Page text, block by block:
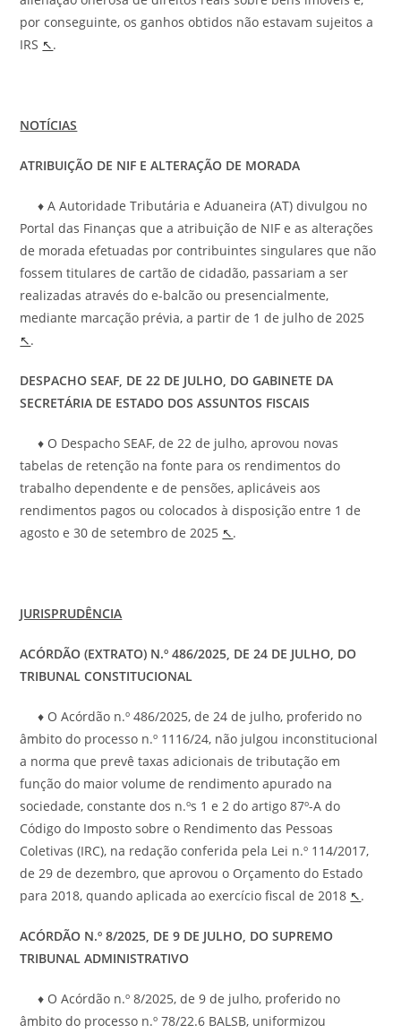
por conseguinte, os ganhos obtidos não estavam sujeitos a
IRS ↖.
NOTÍCIAS
ATRIBUIÇÃO DE NIF E ALTERAÇÃO DE MORADA
♦ A Autoridade Tributária e Aduaneira (AT) divulgou no
Portal das Finanças que a atribuição de NIF e as alterações
de morada efetuadas por contribuintes singulares que não
fossem titulares de cartão de cidadão, passariam a ser
realizadas através do e-balcão ou presencialmente,
mediante marcação prévia, a partir de 1 de julho de 2025
↖.
DESPACHOSEAF, DE 22 DE JULHO, DO GABINETE DA
SECRETÁRIA DE ESTADO DOS ASSUNTOS FISCAIS
♦ O Despacho SEAF, de 22 de julho, aprovou novas
tabelas de retenção na fonte para os rendimentos do
trabalho dependente e de pensões, aplicáveis aos
rendimentos pagos ou colocados à disposição entre 1 de
agosto e 30 de setembro de 2025 ↖.
JURISPRUDÊNCIA
ACÓRDÃO (EXTRATO) N.º 486/2025, DE 24 DE JULHO, DO
TRIBUNAL CONSTITUCIONAL
♦ O Acórdão n.º 486/2025, de 24 de julho, proferido no
âmbito do processo n.º 1116/24, não julgou inconstitucional
a norma que prevê taxas adicionais de tributação em
função do maior volume de rendimento apurado na
sociedade, constante dos n.ºs 1 e 2 do artigo 87º-A do
Código do Imposto sobre o Rendimento das Pessoas
Coletivas (IRC), na redação conferida pela Lei n.º 114/2017,
de 29 de dezembro, que aprovou o Orçamento do Estado
para 2018, quando aplicada ao exercício fiscal de 2018 ↖.
ACÓRDÃO N.º 8/2025, DE 9 DE JULHO, DO SUPREMO
TRIBUNAL ADMINISTRATIVO
♦ O Acórdão n.º 8/2025, de 9 de julho, proferido no
âmbito do processo n.º 78/22.6 BALSB, uniformizou